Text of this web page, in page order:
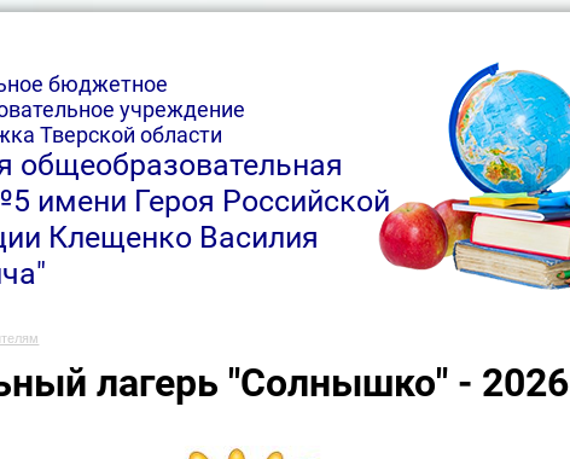
бюджетное
учреждение
Тверской области
общеобразовательная
имени Героя Российской
Клещенко Василия
лагерь "Солнышко" - 2026